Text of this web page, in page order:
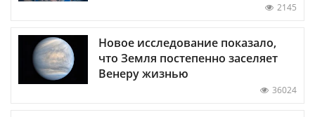
2145
Новое исследование показало,
что Земля постепенно заселяет
Венеру жизнью
36024